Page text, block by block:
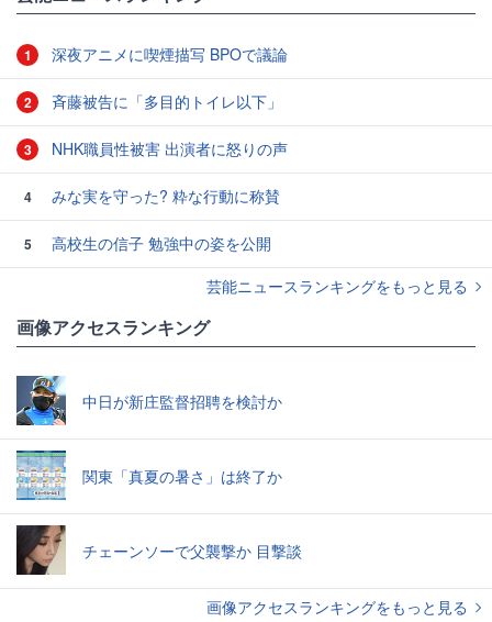
1 深夜アニメに喫煙描写 BPOで議論
2 斉藤被告に「多目的トイレ以下」
3 NHK職員性被害 出演者に怒りの声
4 みな実を守った? 粋な行動に称賛
5
高校生の信子 勉強中の姿を公開
芸能ニュースランキングをもっと見る
画像アクセスランキング
中日が新庄監督招聘を検討か
関東「真夏の暑さ」は終了か
チェーンソーで父襲撃か 目撃談
画像アクセスランキングをもっと見る